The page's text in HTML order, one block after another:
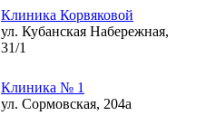
Клиника Корвяковой
ул. Кубанская Набережная,
31/1
Клиника № 1
ул. Сормовская, 204а